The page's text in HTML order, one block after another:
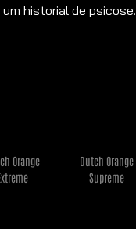
historial de psicose.
Orange
€ 8,50
mais
Dutch Orange
Supreme
€ 8,45
Ler mais